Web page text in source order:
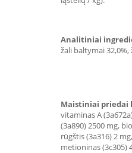
Analitiniai
žali baltymai 32,0%,
Maistiniai priedai
vitaminas A
(3a890) 2500 mg,
rūgštis (3a316) 2
metioninas (3c305)